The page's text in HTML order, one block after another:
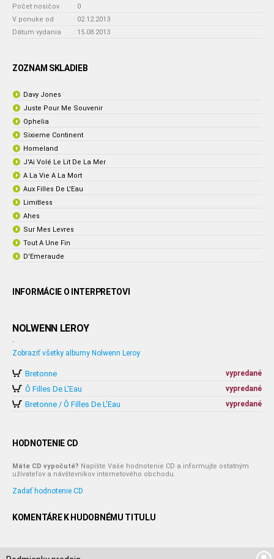
Počet nosičov
: 0
V ponuke od
: 02.12.2013
Dátum vydania
: 15.08.2013
ZOZNAM SKLADIEB
Davy Jones
Juste Pour Me Souvenir
Ophelia
Sixieme Continent
Homeland
J'Ai Volé Le Lit De La Mer
A La Vie A La Mort
Aux Filles De L'Eau
Limitless
Ahes
Sur Mes Levres
Tout A Une Fin
D'Emeraude
INFORMÁCIE O INTERPRETOVI
NOLWENN LEROY
-
Zobraziť všetky albumy Nolwenn Leroy
Bretonne vypredané
Ô Filles De L'Eau vypredané
Bretonne / Ô Filles De L'Eau vypredané
HODNOTENIE CD
Máte CD vypočuté? Napíšte Vaše hodnotenie CD a informujte ostatným
užívateľov a návštevníkov internetového obchodu.
Zadať hodnotenie CD
KOMENTÁRE K HUDOBNÉMU TITULU